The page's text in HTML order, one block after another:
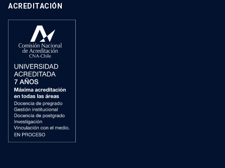
ACREDITACIÓN